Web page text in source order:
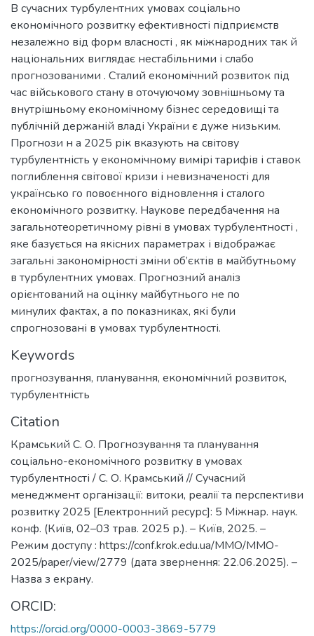
В сучасних турбулентних умовах соціально
економічного розвитку ефективності підприємств
незалежно від форм власності , як міжнародних так й
національних виглядає нестабільними і слабо
прогнозованими . Сталий економічний розвиток під
час військового стану в оточуючому зовнішньому та
внутрішньому економічному бізнес середовищі та
публічній держаній владі України є дуже низьким.
Прогнози н а 2025 рік вказують на світову
турбулентність у економічному вимірі тарифів і ставок
поглиблення світової кризи і невизначеності для
українсько го повоєнного відновлення і сталого
економічного розвитку. Наукове передбачення на
загальнотеоретичному рівні в умовах турбулентності ,
яке базується на якісних параметрах і відображає
загальні закономірності зміни об’єктів в майбутньому
в турбулентних умовах. Прогнозний аналіз
орієнтований на оцінку майбутнього не по
минулих фактах, а по показниках, які були
спрогнозовані в умовах турбулентності.
Keywords
прогнозування, планування, економічний розвиток,
турбулентність
Citation
Крамський С. О. Прогнозування та планування
соціально-економічного розвитку в умовах
турбулентності / С. О. Крамський // Сучасний
менеджмент організації: витоки, реалії та перспективи
розвитку 2025 [Електронний ресурс]: 5 Міжнар. наук.
конф. (Київ, 02–03 трав. 2025 р.). – Київ, 2025. –
Режим доступу : https://conf.krok.edu.ua/MMO/MMO-
2025/paper/view/2779 (дата звернення: 22.06.2025). –
Назва з екрану.
ORCID:
https://orcid.org/0000-0003-3869-5779